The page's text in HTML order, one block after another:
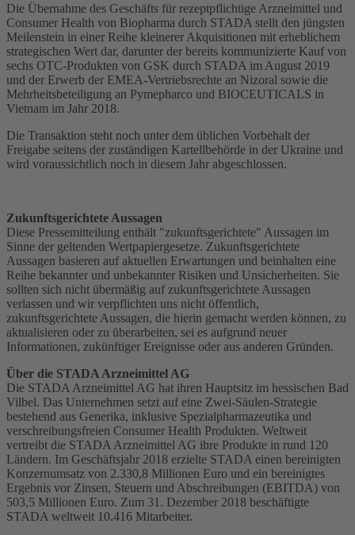
Die Übernahme des Geschäfts für rezeptpflichtige Arzneimittel und
Consumer Health von Biopharma durch STADA stellt den jüngsten
Meilenstein in einer Reihe kleinerer Akquisitionen mit erheblichem
strategischen Wert dar, darunter der bereits kommunizierte Kauf von
sechs OTC-Produkten von GSK durch STADA im August 2019
und der Erwerb der EMEA-Vertriebsrechte an Nizoral sowie die
Mehrheitsbeteiligung an Pymepharco und BIOCEUTICALS in
Vietnam im Jahr 2018.
Die Transaktion steht noch unter dem üblichen Vorbehalt der
Freigabe seitens der zuständigen Kartellbehörde in der Ukraine und
wird voraussichtlich noch in diesem Jahr abgeschlossen.
Zukunftsgerichtete Aussagen
Diese Pressemitteilung enthält "zukunftsgerichtete" Aussagen im
Sinne der geltenden Wertpapiergesetze. Zukunftsgerichtete
Aussagen basieren auf aktuellen Erwartungen und beinhalten eine
Reihe bekannter und unbekannter Risiken und Unsicherheiten. Sie
sollten sich nicht übermäßig auf zukunftsgerichtete Aussagen
verlassen und wir verpflichten uns nicht öffentlich,
zukunftsgerichtete Aussagen, die hierin gemacht werden können, zu
aktualisieren oder zu überarbeiten, sei es aufgrund neuer
Informationen, zukünftiger Ereignisse oder aus anderen Gründen.
Über die STADA Arzneimittel AG
Die STADA Arzneimittel AG hat ihren Hauptsitz im hessischen Bad
Vilbel. Das Unternehmen setzt auf eine Zwei-Säulen-Strategie
bestehend aus Generika, inklusive Spezialpharmazeutika und
verschreibungsfreien Consumer Health Produkten. Weltweit
vertreibt die STADA Arzneimittel AG ihre Produkte in rund 120
Ländern. Im Geschäftsjahr 2018 erzielte STADA einen bereinigten
Konzernumsatz von 2.330,8 Millionen Euro und ein bereinigtes
Ergebnis vor Zinsen, Steuern und Abschreibungen (EBITDA) von
503,5 Millionen Euro. Zum 31. Dezember 2018 beschäftigte
STADA weltweit 10.416 Mitarbeiter.